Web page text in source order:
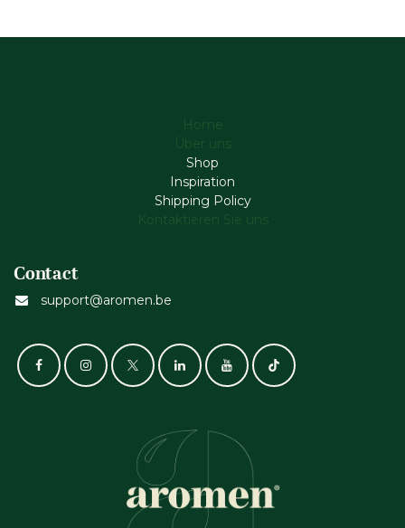
Home
Über uns
Shop
Inspiration
Shipping Policy
Kontaktieren Sie uns
Contact
support@aromen.be